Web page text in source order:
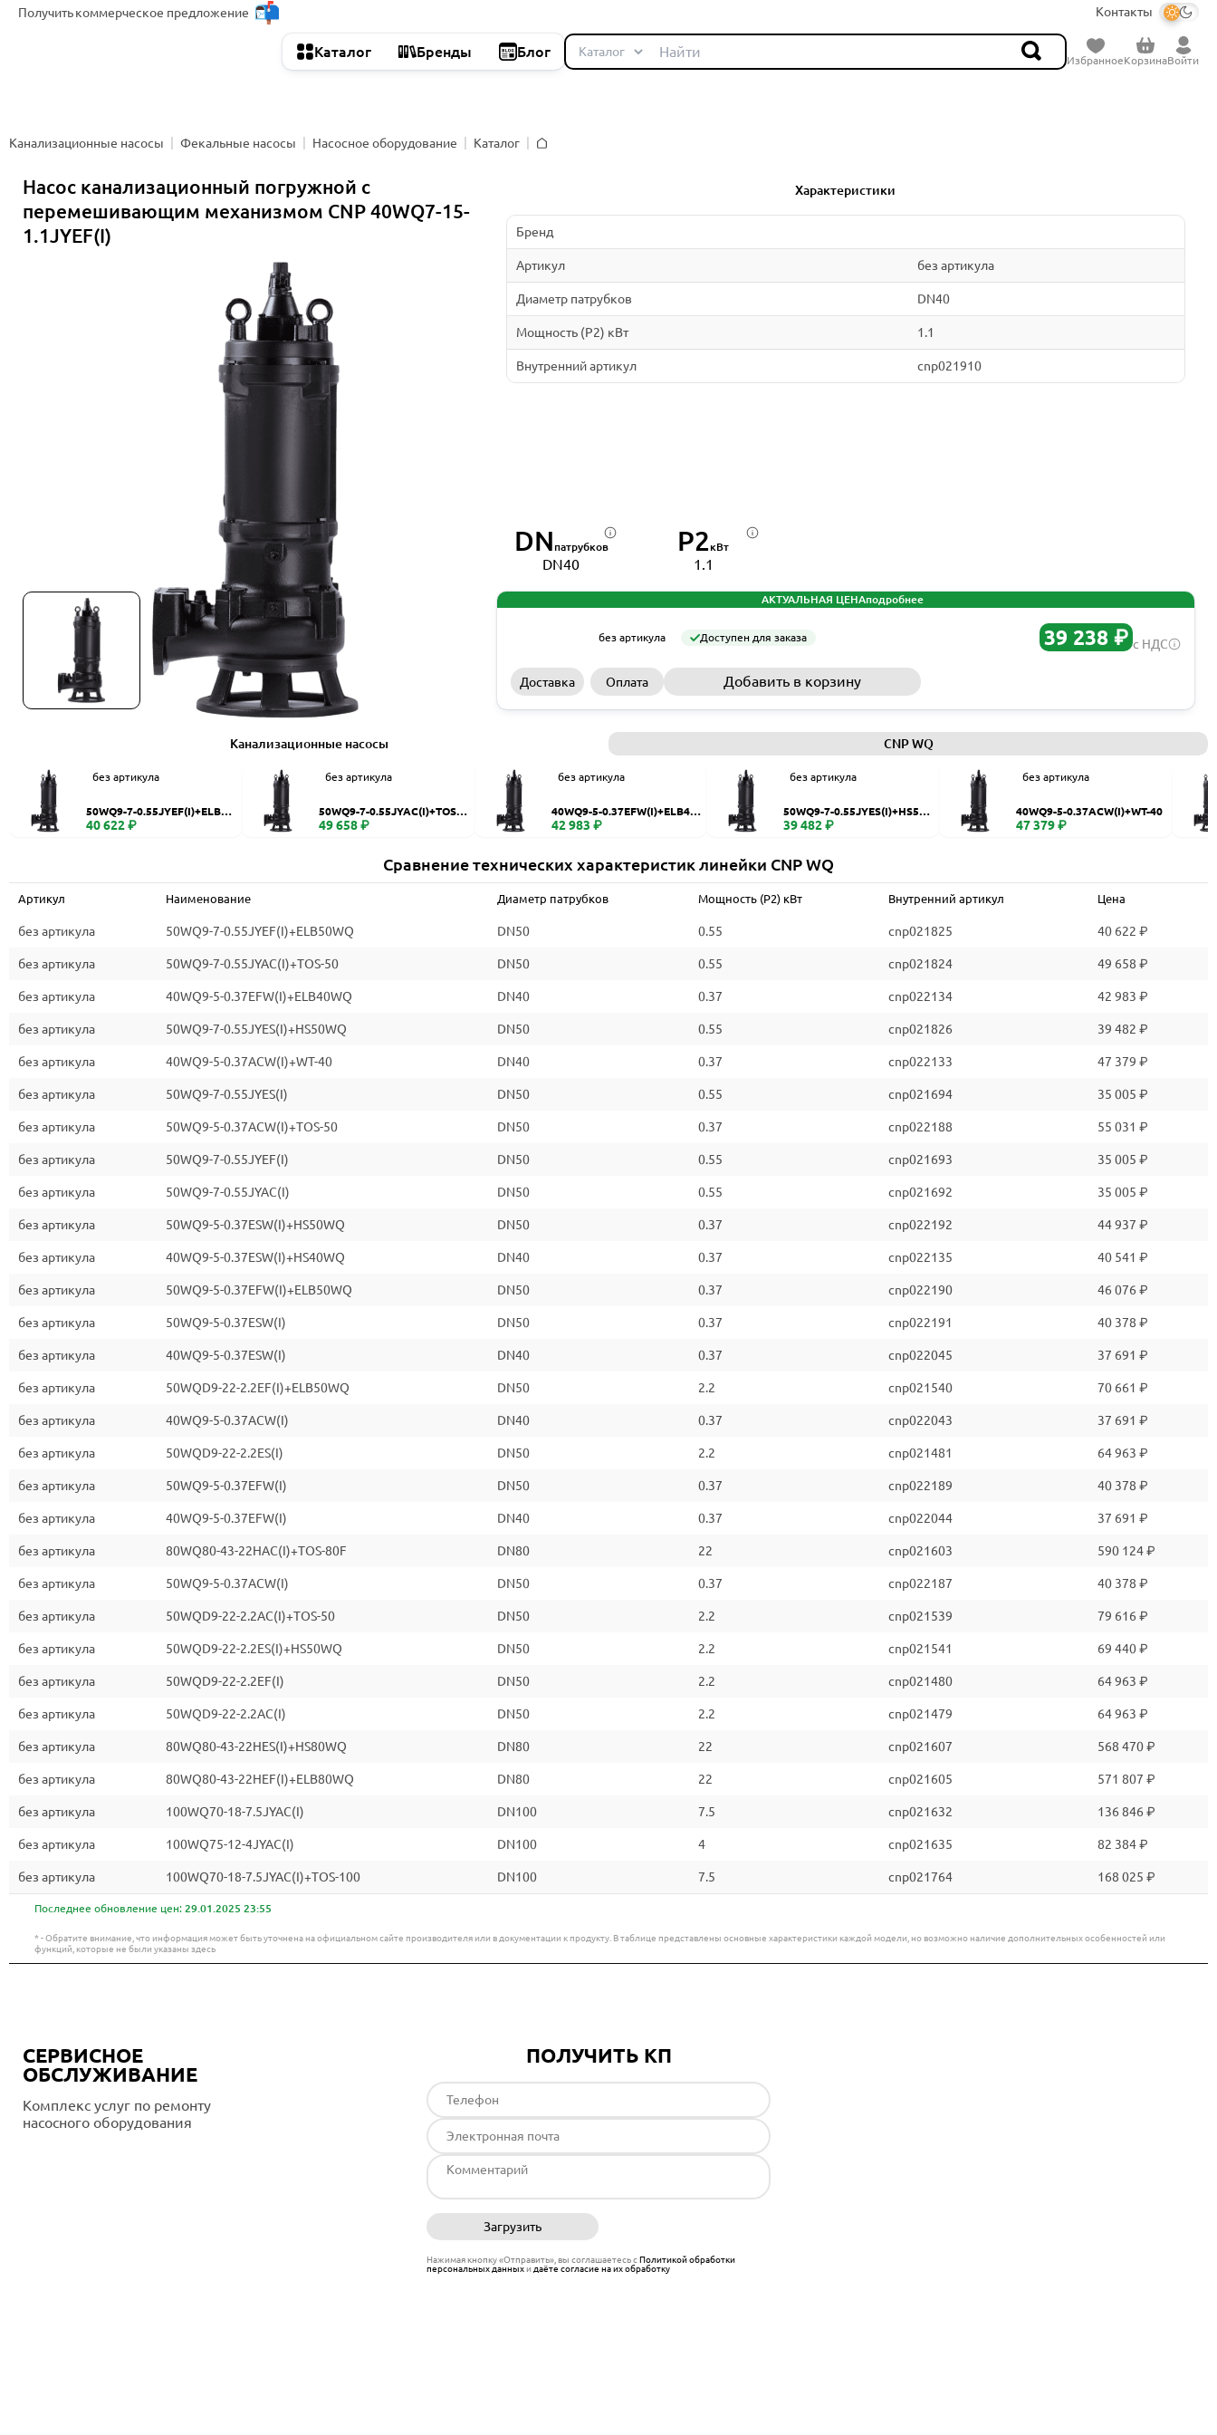
Получитькоммерческое предложение Контакты
Каталог Бренды Блог
ИзбранноеКорзинаВойти
Канализационные насосы Фекальные насосы Насосное оборудование
Каталог
Насос канализационный погружной с
перемешивающим механизмом CNP 40WQ7-15-
1.1JYEF(I)
Характеристики
Бренд
Артикул без артикула
Диаметр патрубков DN40
Мощность (P2) кВт 1.1
Внутренний артикул cnp021910
DN патрубков
DN40
P2кВт
1.1
АКТУАЛЬНАЯ ЦЕНАподробнее
без артикула Доступен для заказа 39 238 ₽ с НДС
Доставка Оплата Добавить в корзину
Канализационные насосы CNP WQ
без артикула
50WQ9-7-0.55JYEF(I)+ELB50
WQ
40 622 ₽
без артикула
50WQ9-7-0.55JYAC(I)+TOS-5
0
49 658 ₽
без артикула
40WQ9-5-0.37EFW(I)+ELB40
WQ
42 983 ₽
без артикула
50WQ9-7-0.55JYES(I)+HS50
WQ
39 482 ₽
без артикула
40WQ9-5-0.37ACW(I)+WT-40
47 379 ₽
Сравнение технических характеристик линейки CNP WQ
Артикул Наименование Диаметр патрубков Мощность (P2) кВт Внутренний артикул Цена
без артикула 50WQ9-7-0.55JYEF(I)+ELB50WQ DN50 0.55 cnp021825 40 622 ₽
без артикула 50WQ9-7-0.55JYAC(I)+TOS-50 DN50 0.55 cnp021824 49 658 ₽
без артикула 40WQ9-5-0.37EFW(I)+ELB40WQ DN40 0.37 cnp022134 42 983 ₽
без артикула 50WQ9-7-0.55JYES(I)+HS50WQ DN50 0.55 cnp021826 39 482 ₽
без артикула 40WQ9-5-0.37ACW(I)+WT-40 DN40 0.37 cnp022133 47 379 ₽
без артикула 50WQ9-7-0.55JYES(I) DN50 0.55 cnp021694 35 005 ₽
без артикула 50WQ9-5-0.37ACW(I)+TOS-50 DN50 0.37 cnp022188 55 031 ₽
без артикула 50WQ9-7-0.55JYEF(I) DN50 0.55 cnp021693 35 005 ₽
без артикула 50WQ9-7-0.55JYAC(I) DN50 0.55 cnp021692 35 005 ₽
без артикула 50WQ9-5-0.37ESW(I)+HS50WQ DN50 0.37 cnp022192 44 937 ₽
без артикула 40WQ9-5-0.37ESW(I)+HS40WQ DN40 0.37 cnp022135 40 541 ₽
без артикула 50WQ9-5-0.37EFW(I)+ELB50WQ DN50 0.37 cnp022190 46 076 ₽
без артикула 50WQ9-5-0.37ESW(I) DN50 0.37 cnp022191 40 378 ₽
без артикула 40WQ9-5-0.37ESW(I) DN40 0.37 cnp022045 37 691 ₽
без артикула 50WQD9-22-2.2EF(I)+ELB50WQ DN50 2.2 cnp021540 70 661 ₽
без артикула 40WQ9-5-0.37ACW(I) DN40 0.37 cnp022043 37 691 ₽
без артикула 50WQD9-22-2.2ES(I) DN50 2.2 cnp021481 64 963 ₽
без артикула 50WQ9-5-0.37EFW(I) DN50 0.37 cnp022189 40 378 ₽
без артикула 40WQ9-5-0.37EFW(I) DN40 0.37 cnp022044 37 691 ₽
без артикула 80WQ80-43-22HAC(I)+TOS-80F DN80 22 cnp021603 590 124 ₽
без артикула 50WQ9-5-0.37ACW(I) DN50 0.37 cnp022187 40 378 ₽
без артикула 50WQD9-22-2.2AC(I)+TOS-50 DN50 2.2 cnp021539 79 616 ₽
без артикула 50WQD9-22-2.2ES(I)+HS50WQ DN50 2.2 cnp021541 69 440 ₽
без артикула 50WQD9-22-2.2EF(I) DN50 2.2 cnp021480 64 963 ₽
без артикула 50WQD9-22-2.2AC(I) DN50 2.2 cnp021479 64 963 ₽
без артикула 80WQ80-43-22HES(I)+HS80WQ DN80 22 cnp021607 568 470 ₽
без артикула 80WQ80-43-22HEF(I)+ELB80WQ DN80 22 cnp021605 571 807 ₽
без артикула 100WQ70-18-7.5JYAC(I) DN100 7.5 cnp021632 136 846 ₽
без артикула 100WQ75-12-4JYAC(I) DN100 4 cnp021635 82 384 ₽
без артикула 100WQ70-18-7.5JYAC(I)+TOS-100 DN100 7.5 cnp021764 168 025 ₽
Последнее обновление цен: 29.01.2025 23:55
* - Обратите внимание, что информация может быть уточнена на официальном сайте производителя или в документации к продукту. В таблице представлены основные характеристики каждой модели, но возможно наличие дополнительных особенностей или
функций, которые не были указаны здесь
СЕРВИСНОЕ
ОБСЛУЖИВАНИЕ
Комплекс услуг по ремонту
насосного оборудования
ПОЛУЧИТЬ КП
Загрузить
Нажимая кнопку «Отправить», вы соглашаетесь сПолитикой обработки
персональных данныхи даёте согласие на их обработку